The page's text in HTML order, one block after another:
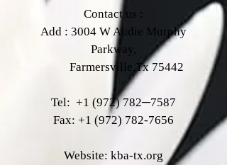
Contact us :
Add : 3004 W Audie Murphy
Parkway,
Farmersville,Tx 75442
Tel: +1 (972) 782─7587
Fax: +1 (972) 782-7656
Website: kba-tx.org